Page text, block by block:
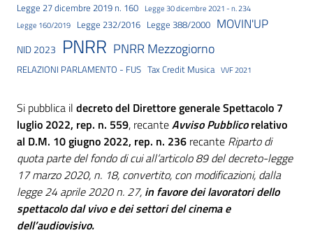
Legge 27 dicembre 2019 n. 160
Legge 30 dicembre 2021 - n. 234
Legge 160/2019
Legge 232/2016 Legge 388/2000 MOVIN'UP
NID 2023 PNRR PNRR Mezzogiorno
RELAZIONI PARLAMENTO - FUS Tax Credit Musica VVF 2021
Si pubblica il decreto del Direttore generale Spettacolo 7
luglio 2022, rep. n. 559, recanteAvviso Pubblicorelativo
al D.M. 10 giugno 2022, rep. n. 236 recante Riparto di
quota parte del fondo di cui all’articolo 89 del decreto-legge
17 marzo 2020, n. 18, convertito, con modificazioni, dalla
legge 24 aprile 2020 n. 27, in favore dei lavoratori dello
spettacolo dal vivo e dei settori del cinema e
dell’audiovisivo.